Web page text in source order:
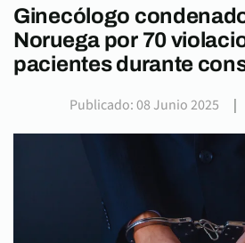
Ginecólogo
Noruega por 70
pacientes durante
Publicado: 08 Junio 2025 |